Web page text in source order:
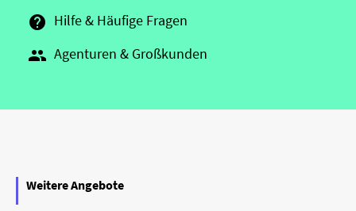
 Hilfe & Häufige Fragen
 Agenturen & Großkunden
Weitere Angebote